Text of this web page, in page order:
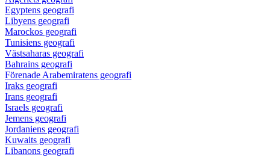
Egyptens geografi
Libyens geografi
Marockos geografi
Tunisiens geografi
Västsaharas geografi
Bahrains geografi
Förenade Arabemiratens geografi
Iraks geografi
Irans geografi
Israels geografi
Jemens geografi
Jordaniens geografi
Kuwaits geografi
Libanons geografi